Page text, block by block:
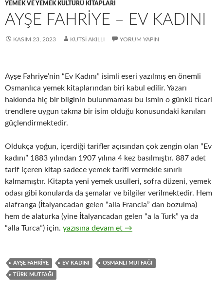
YEMEK VE YEMEK KÜLTÜRÜ KITAPLARI
AYŞE FAHRİYE – EV KADINI
KASIM 23, 2023 KUTSI AKILLI YORUM YAPIN
Ayşe Fahriye’nin “Ev Kadını” isimli eseri yazılmış en önemli
Osmanlıca yemek kitaplarından biri kabul edilir. Yazarı
hakkında hiç bir bilginin bulunmaması bu ismin o günkü ticari
trendlere uygun takma bir isim olduğu konusundaki kanıları
güçlendirmektedir.
Oldukça yoğun, içerdiği tarifler açısından çok zengin olan “Ev
kadını” 1883 yılından 1907 yılına 4 kez basılmıştır. 887 adet
tarif içeren kitap sadece yemek tarifi vermekle sınırlı
kalmamıştır. Kitapta yeni yemek usulleri, sofra düzeni, yemek
odası gibi konularda da şemalar ve bilgiler verilmektedir. Hem
alafranga (İtalyancadan gelen “alla Francia” dan bozulma)
hem de alaturka (yine İtalyancadan gelen “a la Turk” ya da
“alla Turca”) için. AYŞE FAHRİYE – EV KADINI
yazısına devam et →
AYŞE FAHRIYE EV KADINI OSMANLI MUTFAĞI
TÜRK MUTFAĞI